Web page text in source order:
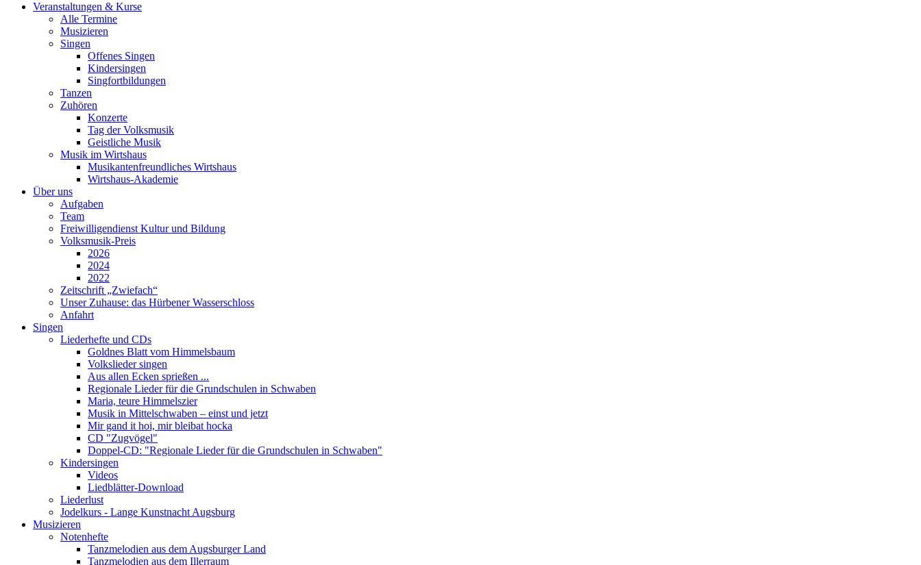
Veranstaltungen & Kurse
Alle Termine
Musizieren
Singen
Offenes Singen
Kindersingen
Singfortbildungen
Tanzen
Zuhören
Konzerte
Tag der Volksmusik
Geistliche Musik
Musik im Wirtshaus
Musikantenfreundliches Wirtshaus
Wirtshaus-Akademie
Über uns
Aufgaben
Team
Freiwilligendienst Kultur und Bildung
Volksmusik-Preis
2026
2024
2022
Zeitschrift „Zwiefach“
Unser Zuhause: das Hürbener Wasserschloss
Anfahrt
Singen
Liederhefte und CDs
Goldnes Blatt vom Himmelsbaum
Volkslieder singen
Aus allen Ecken sprießen ...
Regionale Lieder für die Grundschulen in Schwaben
Maria, teure Himmelszier
Musik in Mittelschwaben – einst und jetzt
Mir gand it hoi, mir bleibat hocka
CD "Zugvögel"
Doppel-CD: "Regionale Lieder für die Grundschulen in Schwaben"
Kindersingen
Videos
Liedblätter-Download
Liederlust
Jodelkurs - Lange Kunstnacht Augsburg
Musizieren
Notenhefte
Tanzmelodien aus dem Augsburger Land
Tanzmelodien aus dem Illerraum